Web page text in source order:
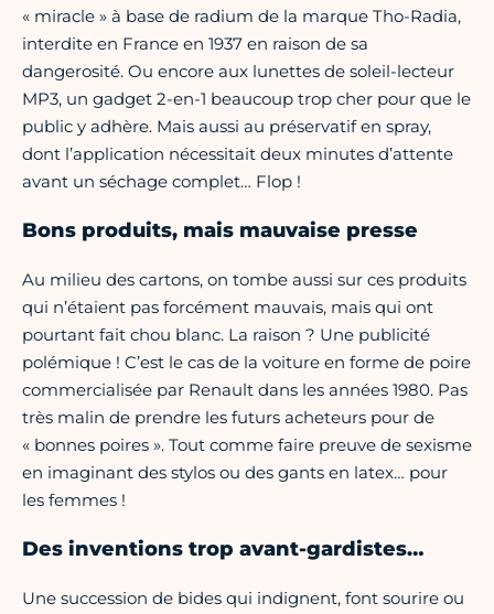
« miracle » à base de radium de la marque Tho-Radia,
interdite en France en 1937 en raison de sa
dangerosité. Ou encore aux lunettes de soleil-lecteur
MP3, un gadget 2-en-1 beaucoup trop cher pour que le
public y adhère. Mais aussi au préservatif en spray,
dont l’application nécessitait deux minutes d’attente
avant un séchage complet… Flop !
Bons produits, mais mauvaise presse
Au milieu des cartons, on tombe aussi sur ces produits
qui n’étaient pas forcément mauvais, mais qui ont
pourtant fait chou blanc. La raison ? Une publicité
polémique ! C’est le cas de la voiture en forme de poire
commercialisée par Renault dans les années 1980. Pas
très malin de prendre les futurs acheteurs pour de
« bonnes poires ». Tout comme faire preuve de sexisme
en imaginant des stylos ou des gants en latex… pour
les femmes !
Des inventions trop avant-gardistes…
Une succession de bides qui indignent, font sourire ou